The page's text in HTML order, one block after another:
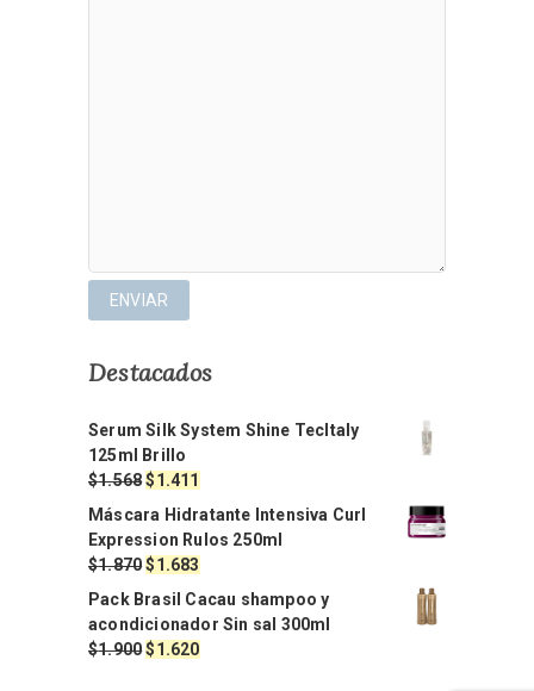
Destacados
Serum Silk System Shine TecItaly
125ml Brillo
$1.568El
precio
original
era:
$1.568.
$1.411
actual
es:
$1.411.
Máscara Hidratante Intensiva Curl
Expression Rulos 250ml
$1.870El
precio
original
era:
$1.870.
$1.683
actual
es:
$1.683.
Pack Brasil Cacau shampoo y
acondicionador Sin sal 300ml
$1.900El
$1.620El